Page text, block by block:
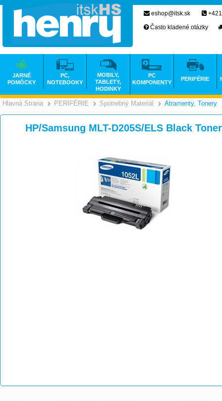
Hlavná Strana >
PERIFÉRIE >
Spotrebný Materiál >
Atramenty, Tonery
HP/Samsung MLT-D205S/ELS Black
eshop@itsk.sk
Často kladené otázky
JARNÉ
POMÔCKY
PC,
NOTEBOOKY
MOBILY,
TABLETY,
HODINKY
PC
KOMPONENTY
PERIFÉRIE